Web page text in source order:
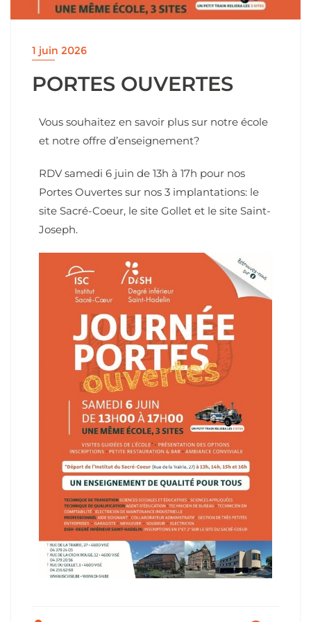
1 juin 2026
PORTES OUVERTES
Vous souhaitez en savoir plus sur notre école
et notre offre d’enseignement?
RDV samedi 6 juin de 13h à 17h pour nos
Portes Ouvertes sur nos 3 implantations: le
site Sacré-Coeur, le site Gollet et le site Saint-
Joseph.